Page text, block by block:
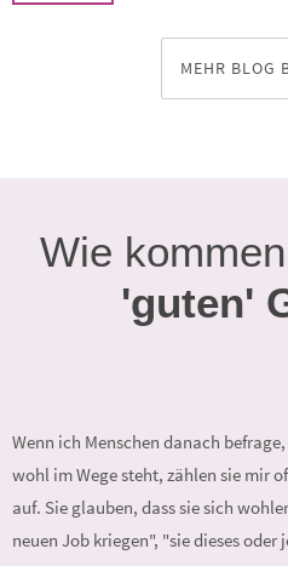
MEHR BLOG
Wie
'guten'
Wenn ich Menschen danach
wohl im Wege steht, zählen sie mir
auf. Sie glauben, dass sie sich
neuen Job kriegen", "sie dieses